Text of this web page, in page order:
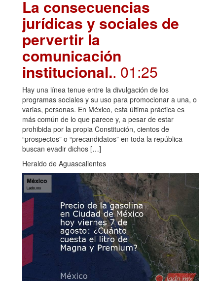
La consecuencias
jurídicas y sociales de
pervertir la
comunicación
institucional.. 01:25
Hay una línea tenue entre la divulgación de los
programas sociales y su uso para promocionar a una, o
varias, personas. En México, esta última práctica es
más común de lo que parece y, a pesar de estar
prohibida por la propia Constitución, cientos de
“prospectos” o “precandidatos” en toda la república
buscan evadir dichos […]
Heraldo de Aguascalientes